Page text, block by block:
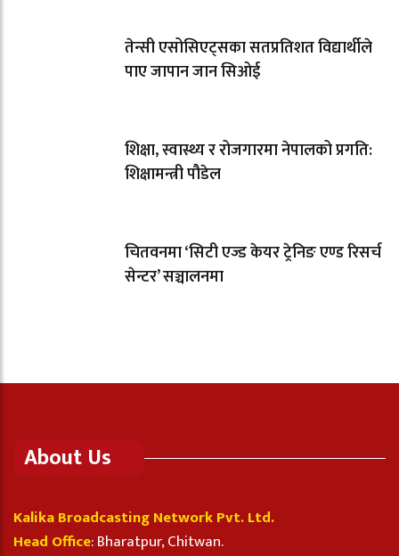
तेन्सी एसोसिएट्सका सतप्रतिशत विद्यार्थीले
पाए जापान जान सिओई
शिक्षा, स्वास्थ्य र रोजगारमा नेपालको प्रगति:
शिक्षामन्त्री पौडेल
चितवनमा ‘सिटी एज्ड केयर ट्रेनिङ एण्ड रिसर्च
सेन्टर’ सञ्चालनमा
About Us
Kalika Broadcasting Network Pvt. Ltd.
Head Office: Bharatpur, Chitwan.